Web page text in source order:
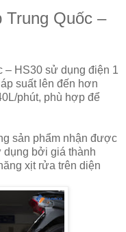
Trung Quốc –
– HS30 sử dụng điện 1
suất lên đến hơn
phút, phù hợp để
sản phẩm nhận được
bởi giá thành
xịt rửa trên diện